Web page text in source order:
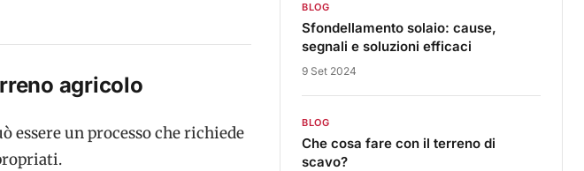
agricolo
essere un processo che richiede
BLOG
Sfondellamento solaio: cause,
segnali e soluzioni efficaci
9 Set 2024
BLOG
Che cosa fare con il terreno di
scavo?